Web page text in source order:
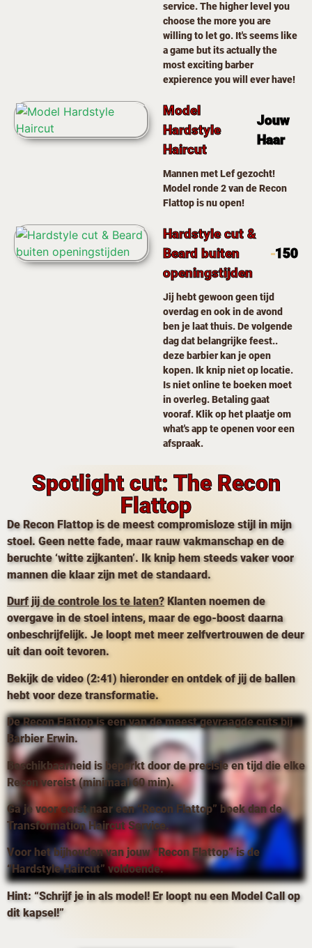
service. The higher level you
choose the more you are
willing to let go. It's seems like
a game but its actually the
most exciting barber
expierence you will ever have!
Model
Hardstyle
Haircut
Jouw
Haar
Mannen met Lef gezocht!
Model ronde 2 van de Recon
Flattop is nu open!
Hardstyle cut &
Beard buiten
openingstijden
150
Jij hebt gewoon geen tijd
overdag en ook in de avond
ben je laat thuis. De volgende
dag dat belangrijke feest..
deze barbier kan je open
kopen. Ik knip niet op locatie.
Is niet online te boeken moet
in overleg. Betaling gaat
vooraf. Klik op het plaatje om
what's app te openen voor een
afspraak.
Spotlight cut: The Recon
Flattop
De Recon Flattop is de meest compromisloze stijl in mijn
stoel. Geen nette fade, maar rauw vakmanschap en de
beruchte ‘witte zijkanten’. Ik knip hem steeds vaker voor
mannen die klaar zijn met de standaard.
Durf jij de controle los te laten? Klanten noemen de
overgave in de stoel intens, maar de ego-boost daarna
onbeschrijfelijk. Je loopt met meer zelfvertrouwen de deur
uit dan ooit tevoren.
Bekijk de video (2:41) hieronder en ontdek of jij de ballen
hebt voor deze transformatie.
De Recon Flattop is een van de meest gevraagde cuts bij
Barbier Erwin.
Beschikbaarheid is beperkt door de precisie en tijd die elke
Recon vereist (minimaal 60 min).
Ga je voor eerst naar een “Recon Flattop” boek dan de
Transformation Haircut Service.
Voor het bijhouden van jouw “Recon Flattop” is de
“Hardstyle Haircut” voldoende.
Hint: “Schrijf je in als model! Er loopt nu een Model Call op
dit kapsel!”